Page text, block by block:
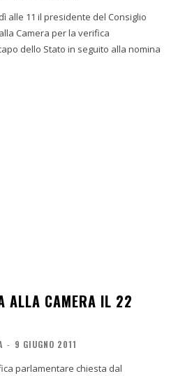
alle 11 il presidente del Consiglio
Camera per la verifica
dello Stato in seguito alla nomina
ALLA CAMERA IL 22
- 9 GIUGNO 2011
parlamentare chiesta dal